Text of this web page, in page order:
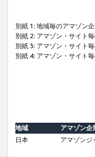
別紙 1: 地域毎のアマゾン
別紙 2: アマゾン・サイト
別紙 3: アマゾン・サイト
別紙 4: アマゾン・サイト
地域
アマゾン企
日本
アマゾンジ